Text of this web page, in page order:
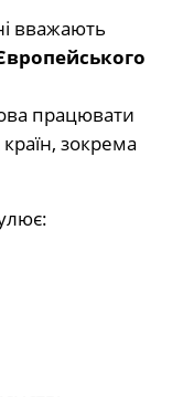
вважають
працювати
зокрема